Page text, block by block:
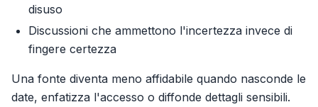
disuso
Discussioni che ammettono l'incertezza invece di
fingere certezza
Una fonte diventa meno affidabile quando nasconde le
date, enfatizza l'accesso o diffonde dettagli sensibili.